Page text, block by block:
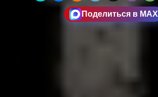
Поделиться в MAX